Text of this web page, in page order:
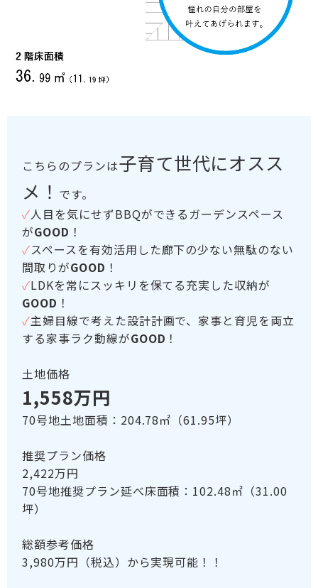
こちらのプランは子育て世代にオスス
メ！ です。
✓人目を気にせずBBQができるガーデンスペース
がGOOD ！
✓スペースを有効活用した廊下の少ない無駄のない
間取りがGOOD ！
✓LDKを常にスッキリを保てる充実した収納が
GOOD ！
✓主婦目線で考えた設計計画で、家事と育児を両立
する家事ラク動線がGOOD ！
土地価格
1,558万円
70号地土地面積：204.78㎡（61.95坪）
推奨プラン価格
2,422万円
70号地推奨プラン延べ床面積：102.48㎡（31.00
坪）
総額参考価格
3,980万円（税込）から実現可能！！